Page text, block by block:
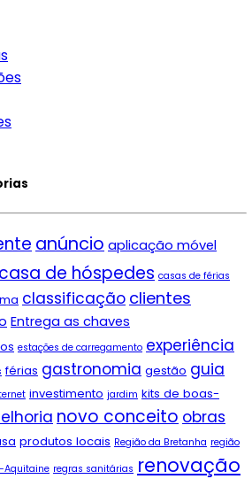
anúncio aplicação móvel
casa de hóspedes casas de férias
classificação clientes
Entrega as chaves
estações de carregamento experiência
férias gastronomia gestão guia
investimento jardim kits de boas-
novo conceito obras
produtos locais Região da Bretanha região
Aquitaine regras sanitárias renovação